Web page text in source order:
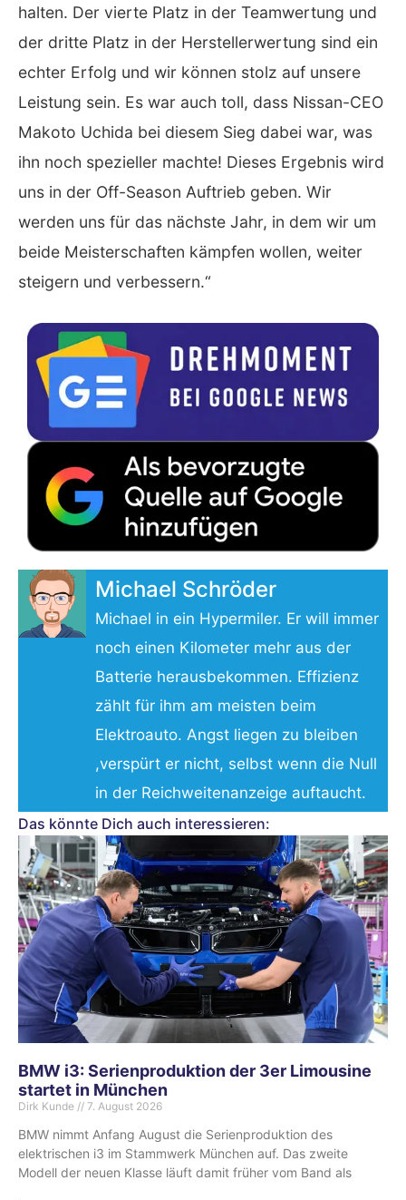
halten. Der vierte Platz in der Teamwertung und
der dritte Platz in der Herstellerwertung sind ein
echter Erfolg und wir können stolz auf unsere
Leistung sein. Es war auch toll, dass Nissan-CEO
Makoto Uchida bei diesem Sieg dabei war, was
ihn noch spezieller machte! Dieses Ergebnis wird
uns in der Off-Season Auftrieb geben. Wir
werden uns für das nächste Jahr, in dem wir um
beide Meisterschaften kämpfen wollen, weiter
steigern und verbessern.“
Michael Schröder
Michael in ein Hypermiler. Er will immer
noch einen Kilometer mehr aus der
Batterie herausbekommen. Effizienz
zählt für ihm am meisten beim
Elektroauto. Angst liegen zu bleiben
,verspürt er nicht, selbst wenn die Null
in der Reichweitenanzeige auftaucht.
Das könnte Dich auch interessieren:
BMW i3: Serienproduktion der 3er Limousine
startet in München
Dirk Kunde 7. August 2026
BMW nimmt Anfang August die Serienproduktion des
elektrischen i3 im Stammwerk München auf. Das zweite
Modell der neuen Klasse läuft damit früher vom Band als